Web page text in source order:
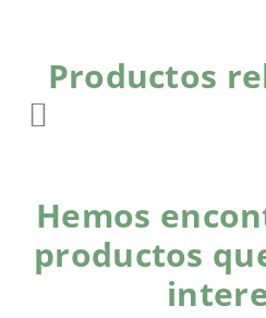
Productos
Hemos
productos